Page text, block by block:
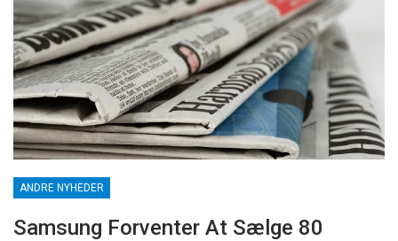
ANDRE NYHEDER
Samsung Forventer At Sælge 80